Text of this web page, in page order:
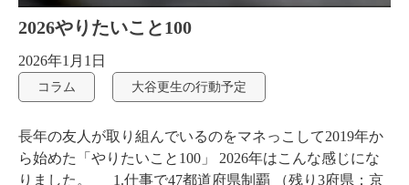
2026やりたいこと100
2026年1月1日
コラム 大谷更生の行動予定
長年の友人が取り組んでいるのをマネっこして2019年か
ら始めた「やりたいこと100」 2026年はこんな感じにな
りました。 1.仕事で47都道府県制覇 （残り3府県：京